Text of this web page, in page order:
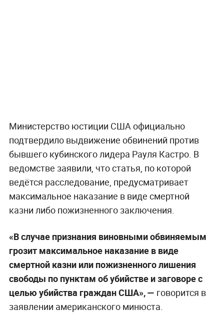
Министерство юстиции США официально
подтвердило выдвижение обвинений против
бывшего кубинского лидера Рауля Кастро. В
ведомстве заявили, что статья, по которой
ведётся расследование, предусматривает
максимальное наказание в виде смертной
казни либо пожизненного заключения.
«В случае признания виновными обвиняемым
грозит максимальное наказание в виде
смертной казни или пожизненного лишения
свободы по пунктам об убийстве и заговоре с
целью убийства граждан США», — говорится в
заявлении американского минюста.